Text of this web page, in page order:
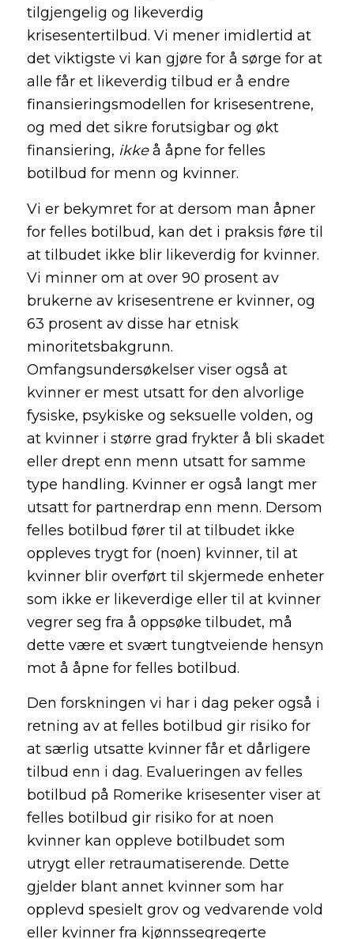
tilgjengelig og likeverdig
krisesentertilbud. Vi mener imidlertid at
det viktigste vi kan gjøre for å sørge for at
alle får et likeverdig tilbud er å endre
finansieringsmodellen for krisesentrene,
og med det sikre forutsigbar og økt
finansiering, ikkeå åpne for felles
botilbud for menn og kvinner.
Vi er bekymret for at dersom man åpner
for felles botilbud, kan det i praksis føre til
at tilbudet ikke blir likeverdig for kvinner.
Vi minner om at over 90 prosent av
brukerne av krisesentrene er kvinner, og
63 prosent av disse har etnisk
minoritetsbakgrunn.
Omfangsundersøkelser viser også at
kvinner er mest utsatt for den alvorlige
fysiske, psykiske og seksuelle volden, og
at kvinner i større grad frykter å bli skadet
eller drept enn menn utsatt for samme
type handling. Kvinner er også langt mer
utsatt for partnerdrap enn menn. Dersom
felles botilbud fører til at tilbudet ikke
oppleves trygt for (noen) kvinner, til at
kvinner blir overført til skjermede enheter
som ikke er likeverdige eller til at kvinner
vegrer seg fra å oppsøke tilbudet, må
dette være et svært tungtveiende hensyn
mot å åpne for felles botilbud.
Den forskningen vi har i dag peker også i
retning av at felles botilbud gir risiko for
at særlig utsatte kvinner får et dårligere
tilbud enn i dag. Evalueringen av felles
botilbud på Romerike krisesenter viser at
felles botilbud gir risiko for at noen
kvinner kan oppleve botilbudet som
utrygt eller retraumatiserende. Dette
gjelder blant annet kvinner som har
opplevd spesielt grov og vedvarende vold
eller kvinner fra kjønnssegregerte